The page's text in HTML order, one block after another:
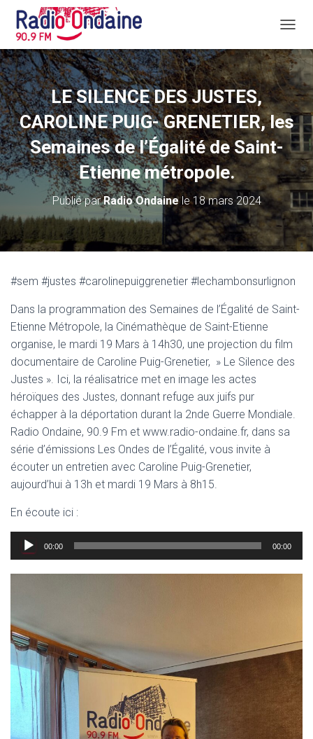
É
P
L
E
R
L
A
N
A
V
G
A
I
LE SILENCE DES JUSTES,
CAROLINE PUIG- GRENETIER, les
Semaines de l’Égalité de Saint-
Etienne métropole.
Publié parRadio Ondainele18 mars 2024
#sem #justes #carolinepuiggrenetier #lechambonsurlignon
Dans la programmation des Semaines de l’Égalité de Saint-
Etienne Métropole, la Cinémathèque de Saint-Etienne
organise, le mardi 19 Mars à 14h30, une projection du film
documentaire de Caroline Puig-Grenetier, » Le Silence des
Justes ». Ici, la réalisatrice met en image les actes
héroïques des Justes, donnant refuge aux juifs pur
échapper à la déportation durant la 2nde Guerre Mondiale.
Radio Ondaine, 90.9 Fm et www.radio-ondaine.fr, dans sa
série d’émissions Les Ondes de l’Égalité, vous invite à
écouter un entretien avec Caroline Puig-Grenetier,
aujourd’hui à 13h et mardi 19 Mars à 8h15.
En écoute ici :
Lecteur
audio
00:00 00:00